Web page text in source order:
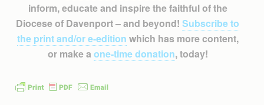
inform, educate and inspire the faithful of the
Diocese of Davenport – and beyond! Subscribe to
the print and/or e-edition which has more content,
or make a one-time donation, today!